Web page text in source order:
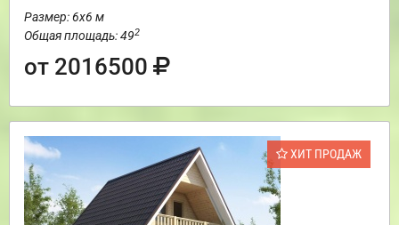
Размер: 6х6 м
Общая площадь: 492
от 2016500
ХИТ ПРОДАЖ